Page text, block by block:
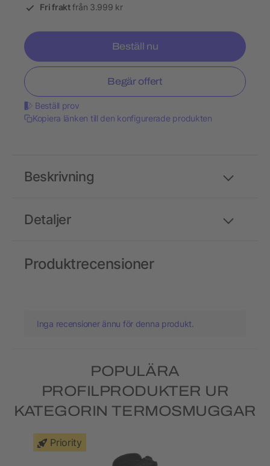
Fri fraktfrån 3.999 kr
Beställ nu
Begär offert
Beställ prov
Kopiera länken till den konfigurerade produkten
Detaljer
Beskrivning
Produktrecensioner
Inga recensioner ännu för denna produkt.
POPULÄRA
PROFILPRODUKTER UR
KATEGORIN TERMOSMUGGAR
Priority